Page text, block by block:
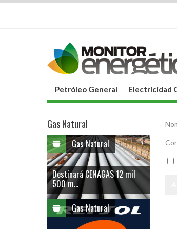
Petróleo General Electricidad
Gas Natural
Gas Natural
Destinará CENAGAS 12 mil
500 m...
Gas Natural